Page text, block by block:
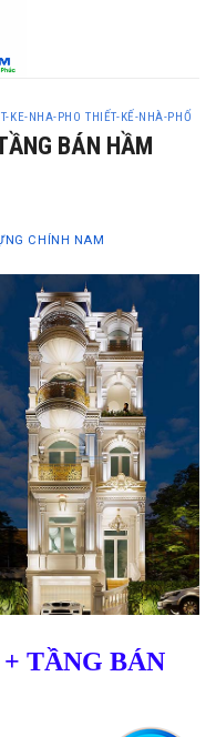
KE-NHA-PHO THIẾT-KẾ-NHÀ-PHỐ
BÁN HẦM
CHÍNH NAM
TẦNG BÁN